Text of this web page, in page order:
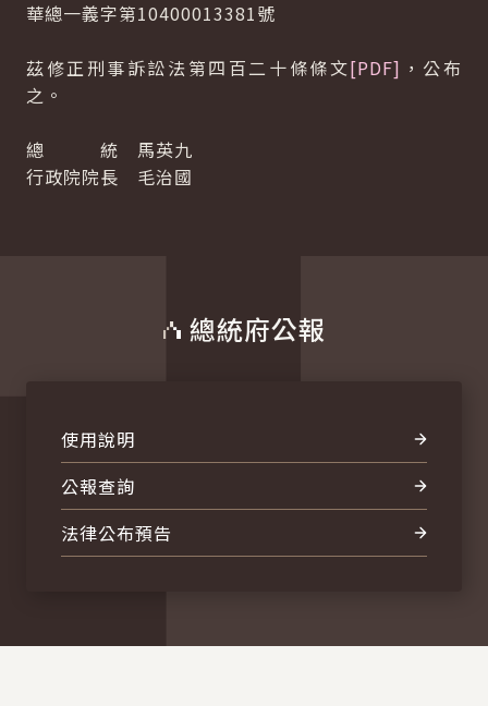
華總一義字第10400013381號
茲修正刑事訴訟法第四百二十條條文[PDF] ，公布
之。
總 統 馬英九
行政院院長 毛治國
總統府公報
使用說明
公報查詢
法律公布預告